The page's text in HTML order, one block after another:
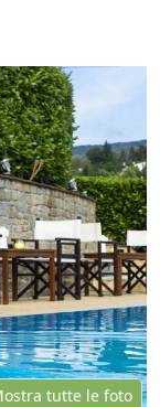
tutte le foto